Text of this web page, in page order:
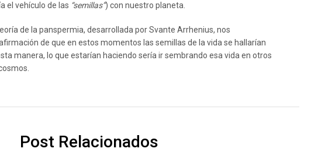
el vehículo de las “semillas”) con nuestro planeta.
de la panspermia, desarrollada por Svante Arrhenius, nos
de que en estos momentos las semillas de la vida se hallarían
manera, lo que estarían haciendo sería ir sembrando esa vida en otros
Post Relacionados